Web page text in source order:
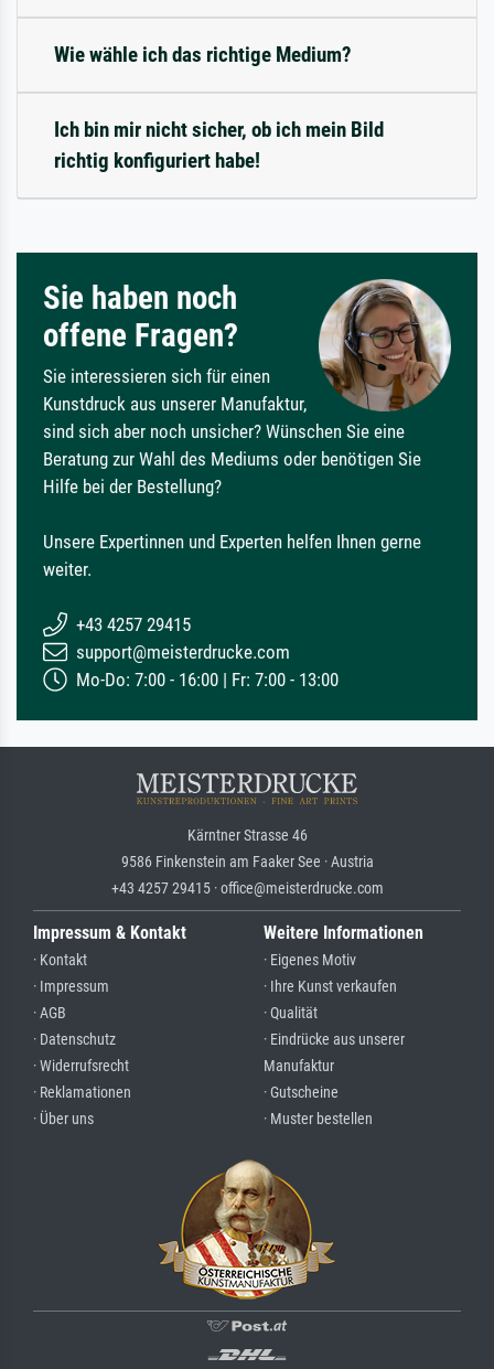
Wie wähle ich das richtige Medium?
Ich bin mir nicht sicher, ob ich mein Bild
richtig konfiguriert habe!
Sie haben noch
offene Fragen?
Sie interessieren sich für einen
Kunstdruck aus unserer Manufaktur,
sind sich aber noch unsicher? Wünschen Sie eine
Beratung zur Wahl des Mediums oder benötigen Sie
Hilfe bei der Bestellung?
Unsere Expertinnen und Experten helfen Ihnen gerne
weiter.
+43 4257 29415
support@meisterdrucke.com
Mo-Do: 7:00 - 16:00 | Fr: 7:00 - 13:00
Kärntner Strasse 46
9586 Finkenstein am Faaker See · Austria
+43 4257 29415 · office@meisterdrucke.com
Impressum & Kontakt
· Kontakt
· Impressum
· AGB
· Datenschutz
· Widerrufsrecht
· Reklamationen
· Über uns
Weitere Informationen
· Eigenes Motiv
· Ihre Kunst verkaufen
· Qualität
· Eindrücke aus unserer
Manufaktur
· Gutscheine
· Muster bestellen